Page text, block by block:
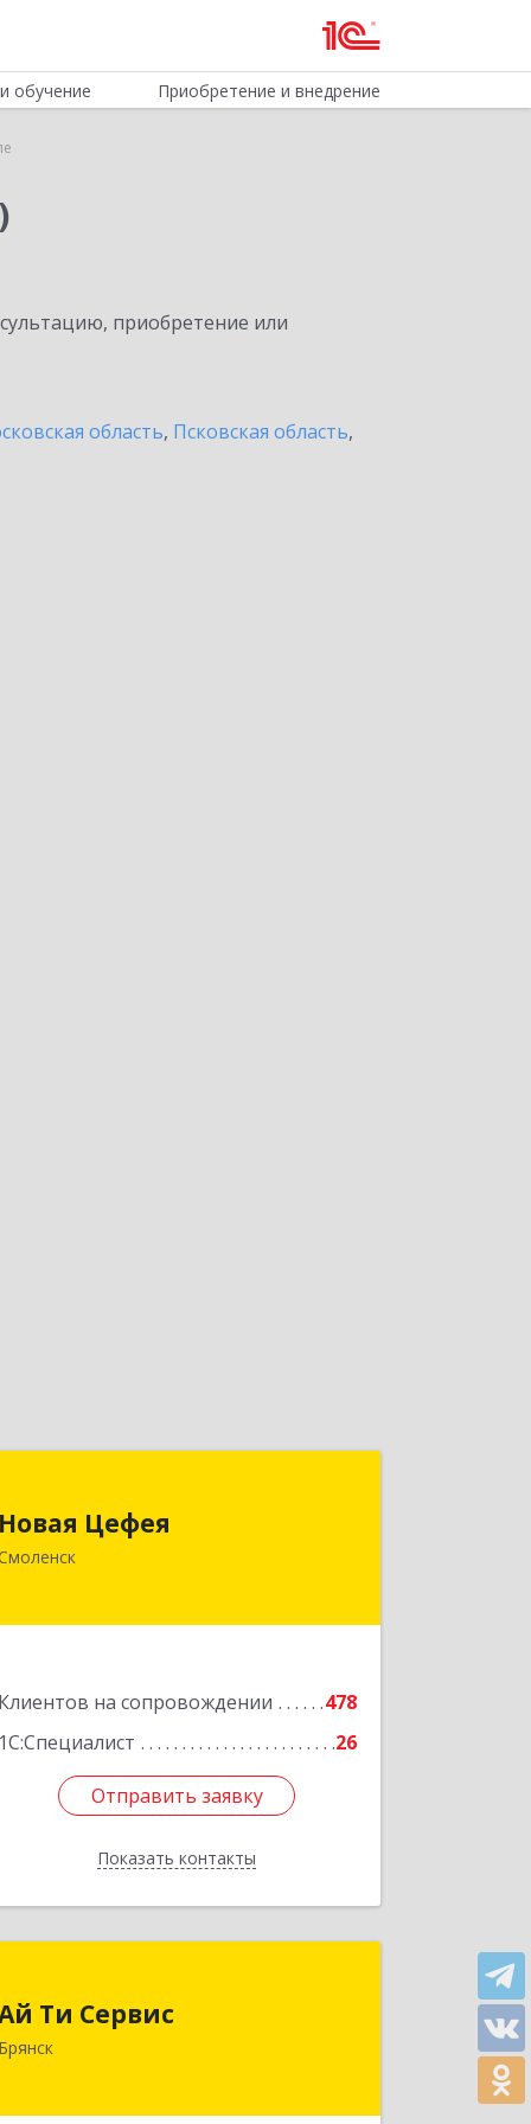
обучение Приобретение и внедрение
приобретение или
область, Псковская область,
Новая Цефея
Клиентов на сопровождении
478
1С:Специалист
26
Отправить заявку
Показать контакты
214018, Смоленская обл, Смоленск г,
Подробнее
Отправить заявку
Назад
Ти Сервис
Брянск
241035, Брянская обл, Брянск г,
Брянской Пролетарской Дивизии ул,